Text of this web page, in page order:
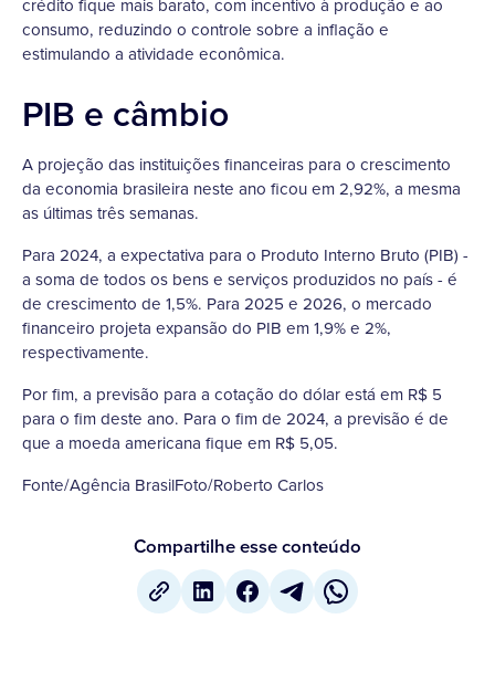
crédito fique mais barato, com incentivo à produção e ao
consumo, reduzindo o controle sobre a inflação e
estimulando a atividade econômica.
PIB e câmbio
A projeção das instituições financeiras para o crescimento
da economia brasileira neste ano ficou em 2,92%, a mesma
as últimas três semanas.
Para 2024, a expectativa para o Produto Interno Bruto (PIB) -
a soma de todos os bens e serviços produzidos no país - é
de crescimento de 1,5%. Para 2025 e 2026, o mercado
financeiro projeta expansão do PIB em 1,9% e 2%,
respectivamente.
Por fim, a previsão para a cotação do dólar está em R$ 5
para o fim deste ano. Para o fim de 2024, a previsão é de
que a moeda americana fique em R$ 5,05.
Fonte/Agência BrasilFoto/Roberto Carlos
Compartilhe esse conteúdo